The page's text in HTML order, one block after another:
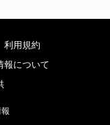
利用規約
報について